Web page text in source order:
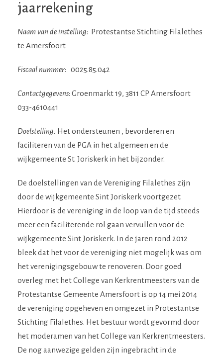
jaarrekening
Naam van de instelling: Protestantse Stichting Filalethes
te Amersfoort
Fiscaal nummer: 0025.85.042
Contactgegevens: Groenmarkt 19, 3811 CP Amersfoort
033-4610441
Doelstelling: Het ondersteunen , bevorderen en
faciliteren van de PGA in het algemeen en de
wijkgemeente St. Joriskerk in het bijzonder.
De doelstellingen van de Vereniging Filalethes zijn
door de wijkgemeente Sint Joriskerk voortgezet.
Hierdoor is de vereniging in de loop van de tijd steeds
meer een faciliterende rol gaan vervullen voor de
wijkgemeente Sint Joriskerk. In de jaren rond 2012
bleek dat het voor de vereniging niet mogelijk was om
het verenigingsgebouw te renoveren. Door goed
overleg met het College van Kerkrentmeesters van de
Protestantse Gemeente Amersfoort is op 14 mei 2014
de vereniging opgeheven en omgezet in Protestantse
Stichting Filalethes. Het bestuur wordt gevormd door
het moderamen van het College van Kerkrentmeesters.
De nog aanwezige gelden zijn ingebracht in de